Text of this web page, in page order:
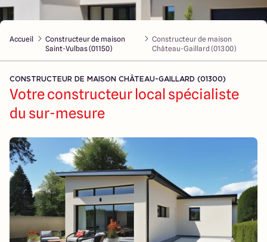
Nos annonces
Votre projet
Qui sommes-nous
Maisons ARLOGIS Lyon Est
151 route de Grenoble
69800 Saint Priest
5
Accueil
Constructeur de maison
Saint-Vulbas (01150)
Constructeur de maison
Château-Gaillard (01300)
CONSTRUCTEUR DE MAISON CHÂTEAU-GAILLARD (01300)
Votre constructeur local spécialiste
du sur-mesure